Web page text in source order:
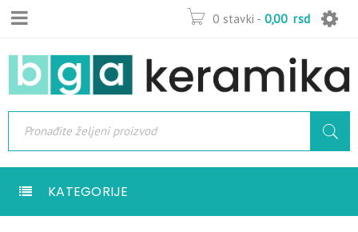
0 stavki - 0,00 rsd
KATEGORIJE